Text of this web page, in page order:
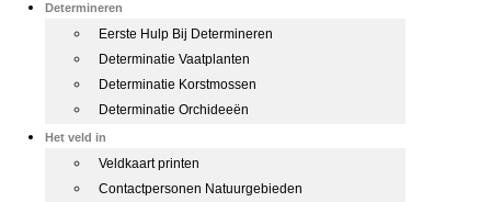
Determineren
Eerste Hulp Bij Determineren
Determinatie Vaatplanten
Determinatie Korstmossen
Determinatie Orchideeën
Het veld in
Veldkaart printen
Contactpersonen Natuurgebieden